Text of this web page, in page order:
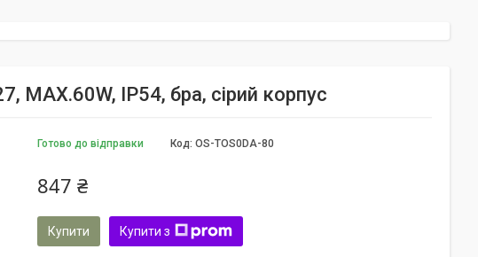
MAX.60W, IP54, бра, сірий корпус
Готово до відправки Код: OS-TOS0DA-80
847 ₴
Купити Купити з